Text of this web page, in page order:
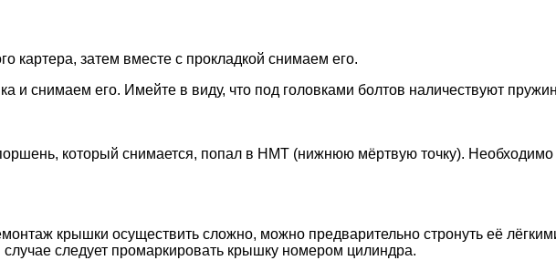
картера, затем вместе с прокладкой снимаем его.
и снимаем его. Имейте в виду, что под головками болтов наличествуют
который снимается, попал в НМТ (нижнюю мёртвую точку). Необходимо
крышки осуществить сложно, можно предварительно стронуть её
следует промаркировать крышку номером цилиндра.